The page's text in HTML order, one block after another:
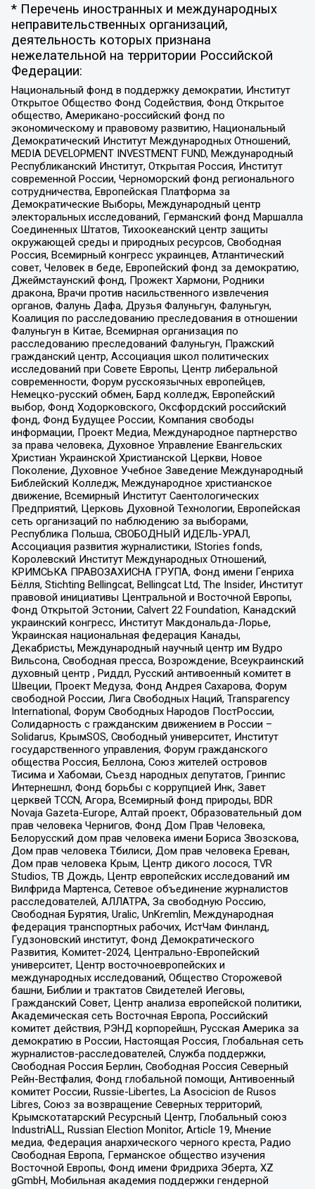
* Перечень иностранных и международных
неправительственных организаций,
деятельность которых признана
нежелательной на территории Российской
Федерации:
Национальный фонд в поддержку демократии, Институт
Открытое Общество Фонд Содействия, Фонд Открытое
общество, Американо-российский фонд по
экономическому и правовому развитию, Национальный
Демократический Институт Международных Отношений,
MEDIA DEVELOPMENT INVESTMENT FUND, Международный
Республиканский Институт, Открытая Россия, Институт
современной России, Черноморский фонд регионального
сотрудничества, Европейская Платформа за
Демократические Выборы, Международный центр
электоральных исследований, Германский фонд Маршалла
Соединенных Штатов, Тихоокеанский центр защиты
окружающей среды и природных ресурсов, Свободная
Россия, Всемирный конгресс украинцев, Атлантический
совет, Человек в беде, Европейский фонд за демократию,
Джеймстаунский фонд, Прожект Хармони, Родники
дракона, Врачи против насильственного извлечения
органов, Фалунь Дафа, Друзья Фалуньгун, Фалуньгун,
Коалиция по расследованию преследования в отношении
Фалуньгун в Китае, Всемирная организация по
расследованию преследований Фалуньгун, Пражский
гражданский центр, Ассоциация школ политических
исследований при Совете Европы, Центр либеральной
современности, Форум русскоязычных европейцев,
Немецко-русский обмен, Бард колледж, Европейский
выбор, Фонд Ходорковского, Оксфордский российский
фонд, Фонд Будущее России, Компания свободы
информации, Проект Медиа, Международное партнерство
за права человека, Духовное Управление Евангельских
Христиан Украинской Христианской Церкви, Новое
Поколение, Духовное Учебное Заведение Международный
Библейский Колледж, Международное христианское
движение, Всемирный Институт Саентологических
Предприятий, Церковь Духовной Технологии, Европейская
сеть организаций по наблюдению за выборами,
Республика Польша, СВОБОДНЫЙ ИДЕЛЬ-УРАЛ,
Ассоциация развития журналистики, IStories fonds,
Королевский Институт Международных Отношений,
КРИМСЬКА ПРАВОЗАХИСНА ГРУПА, Фонд имени Генриха
Бёлля, Stichting Bellingcat, Bellingcat Ltd, The Insider, Институт
правовой инициативы Центральной и Восточной Европы,
Фонд Открытой Эстонии, Calvert 22 Foundation, Канадский
украинский конгресс, Институт Макдональда-Лорье,
Украинская национальная федерация Канады,
Декабристы, Международный научный центр им Вудро
Вильсона, Свободная пресса, Возрождение, Всеукраинский
духовный центр , Риддл, Русский антивоенный комитет в
Швеции, Проект Медуза, Фонд Андрея Сахарова, Форум
свободной России, Лига Свободных Наций, Transparеncy
International, Форум Свободных Народов ПостРоссии,
Солидарность с гражданским движением в России –
Solidarus, КрымSOS, Свободный университет, Институт
государственного управления, Форум гражданского
общества Россия, Беллона, Союз жителей островов
Тисима и Хабомаи, Съезд народных депутатов, Гринпис
Интернешнл, Фонд борьбы с коррупцией Инк, Завет
церквей TCCN, Агора, Всемирный фонд природы, BDR
Novaja Gazeta-Europe, Алтай проект, Образовательный дом
прав человека Чернигов, Фонд Дом Прав Человека,
Белорусский дом прав человека имени Бориса Звозскова,
Дом прав человека Тбилиси, Дом прав человека Ереван,
Дом прав человека Крым, Центр дикого лосося, TVR
Studios, ТВ Дождь, Центр европейских исследований им
Вилфрида Мартенса, Сетевое объединение журналистов
расследователей, АЛЛАТРА, За свободную Россию,
Свободная Бурятия, Uralic, UnKremlin, Международная
федерация транспортных рабочих, ИстЧам Финланд,
Гудзоновский институт, Фонд Демократического
Развития, Комитет-2024, Центрально-Европейский
университет, Центр восточноевропейских и
международных исследований, Общество Сторожевой
башни, Библии и трактатов Свидетелей Иеговы,
Гражданский Совет, Центр анализа европейской политики,
Академическая сеть Восточная Европа, Российский
комитет действия, РЭНД корпорейшн, Русская Америка за
демократию в России, Настоящая Россия, Глобальная сеть
журналистов-расследователей, Служба поддержки,
Свободная Россия Берлин, Свободная Россия Северный
Рейн-Вестфалия, Фонд глобальной помощи, Антивоенный
комитет России, Russie-Libertes, La Asocicion de Rusos
Libres, Союз за возвращение Северных территорий,
Крымскотатарский Ресурсный Центр, Глобальный союз
IndustriALL, Russian Election Monitor, Article 19, Мнение
медиа, Федерация анархического черного креста, Радио
Свободная Европа, Германское общество изучения
Восточной Европы, Фонд имени Фридриха Эберта, XZ
gGmbH, Мобильная академия поддержки гендерной